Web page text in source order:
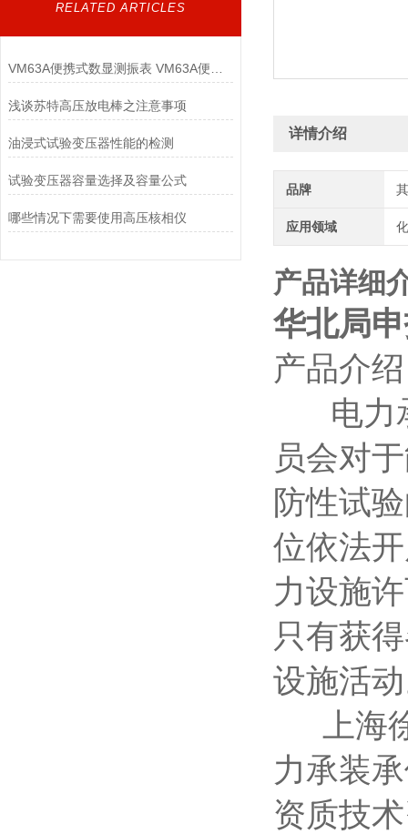
详情介绍
品牌
应用领域
产品详细
华北局
产品介
电力承
员会对
防性试
位依法
力设施
只有获
设施活
上海徐
力承装
资质技
RELATED ARTICLES
浅谈苏特高压放电棒之注意事项
油浸式试验变压器性能的检测
试验变压器容量选择及容量公式
哪些情况下需要使用高压核相仪